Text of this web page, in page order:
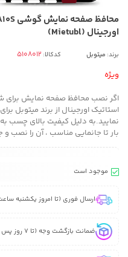
اورجینال (Mietubl)
برند: میتوبل کدکالا:
ویژه
اگر نصب محافظ صفحه نمایش برای
نمایید.به دلیل کیفیت بالای چسب
بار تا جانمایی مناسب ، آن را نصب و
موجود است
ارسال فوری (تا امروز یکشنبه ساعت
ضمانت بازگشت وجه (تا 7 روز پس از تحویل)